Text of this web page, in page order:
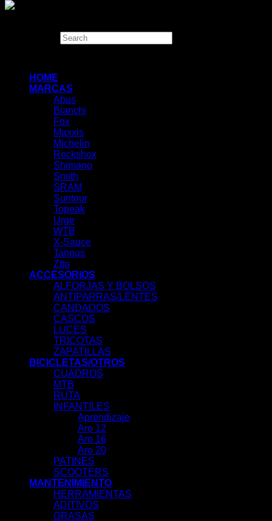
HOME
MARCAS
Abus
Bianchi
Fox
Maxxis
Michelin
Rockshox
Shimano
Smith
SRAM
Suntour
Topeak
Urge
WTB
X-Sauce
Tannus
Ztto
ACCESORIOS
ALFORJAS Y BOLSOS
ANTIPARRAS/LENTES
CANDADOS
CASCOS
LUCES
TRICOTAS
ZAPATILLAS
BICICLETAS/OTROS
CUADROS
MTB
RUTA
INFANTILES
Aprendizaje
Aro 12
Aro 16
Aro 20
PATINES
SCOOTERS
MANTENIMIENTO
HERRAMIENTAS
ADITIVOS
GRASAS